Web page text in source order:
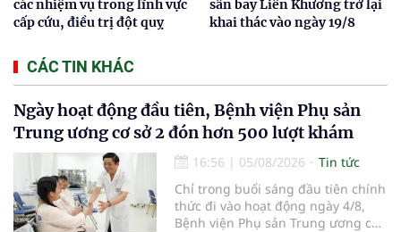
các nhiệm vụ trong lĩnh vực
cấp cứu, điều trị đột quỵ
sân bay Liên Khương trở lại
khai thác vào ngày 19/8
CÁC TIN KHÁC
Ngày hoạt động đầu tiên, Bệnh viện Phụ sản
Trung ương cơ sở 2 đón hơn 500 lượt khám
16:56 | 05/08/2026
Tin tức
Chỉ trong buổi sáng đầu tiên chính
thức đi vào hoạt động ngày 4/8,
Bệnh viện Phụ sản Trung ương cơ